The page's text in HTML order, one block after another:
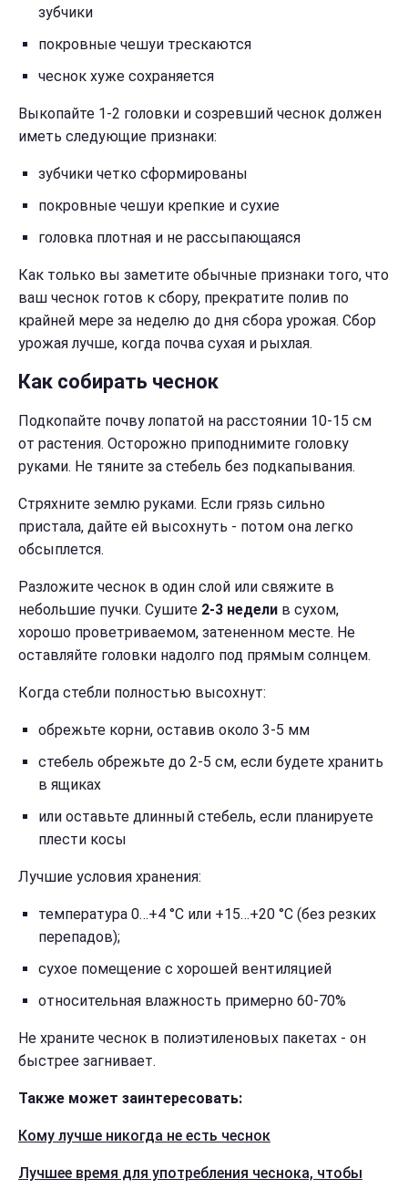
зубчики
покровные чешуи трескаются
чеснок хуже сохраняется
Выкопайте 1-2 головки и созревший чеснок должен
иметь следующие признаки:
зубчики четко сформированы
покровные чешуи крепкие и сухие
головка плотная и не рассыпающаяся
Как только вы заметите обычные признаки того, что
ваш чеснок готов к сбору, прекратите полив по
крайней мере за неделю до дня сбора урожая. Сбор
урожая лучше, когда почва сухая и рыхлая.
Как собирать чеснок
Подкопайте почву лопатой на расстоянии 10-15 см
от растения. Осторожно приподнимите головку
руками. Не тяните за стебель без подкапывания.
Стряхните землю руками. Если грязь сильно
пристала, дайте ей высохнуть - потом она легко
обсыплется.
Разложите чеснок в один слой или свяжите в
небольшие пучки. Сушите 2-3 недели в сухом,
хорошо проветриваемом, затененном месте. Не
оставляйте головки надолго под прямым солнцем.
Когда стебли полностью высохнут:
обрежьте корни, оставив около 3-5 мм
стебель обрежьте до 2-5 см, если будете хранить
в ящиках
или оставьте длинный стебель, если планируете
плести косы
Лучшие условия хранения:
температура 0…+4 °C или +15…+20 °C (без резких
перепадов);
сухое помещение с хорошей вентиляцией
относительная влажность примерно 60-70%
Не храните чеснок в полиэтиленовых пакетах - он
быстрее загнивает.
Также может заинтересовать:
Кому лучше никогда не есть чеснок
Лучшее время для употребления чеснока, чтобы